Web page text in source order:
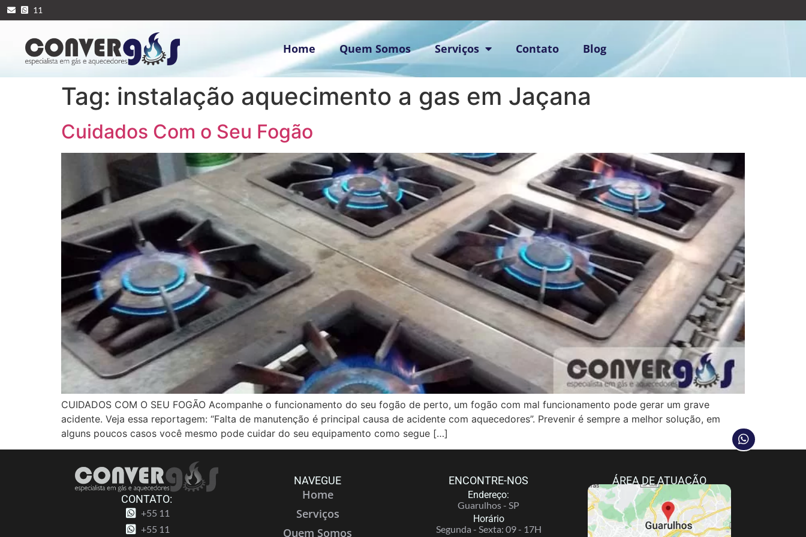
11
Home Quem Somos Serviços Contato Blog
Tag: instalação aquecimento a gas em Jaçana
Cuidados Com o Seu Fogão
CUIDADOS COM O SEU FOGÃO Acompanhe o funcionamento do seu fogão de perto, um fogão com mal funcionamento pode gerar um grave
acidente. Veja essa reportagem: “Falta de manutenção é principal causa de acidente com aquecedores”. Prevenir é sempre a melhor solução, em
alguns poucos casos você mesmo pode cuidar do seu equipamento como segue […]
CONTATO:
+55 11
+55 11
NAVEGUE
Home
Serviços
Quem Somos
ENCONTRE-NOS
Endereço:
Guarulhos - SP
Horário
Segunda - Sexta: 09 - 17H
ÁREA DE ATUAÇÃO